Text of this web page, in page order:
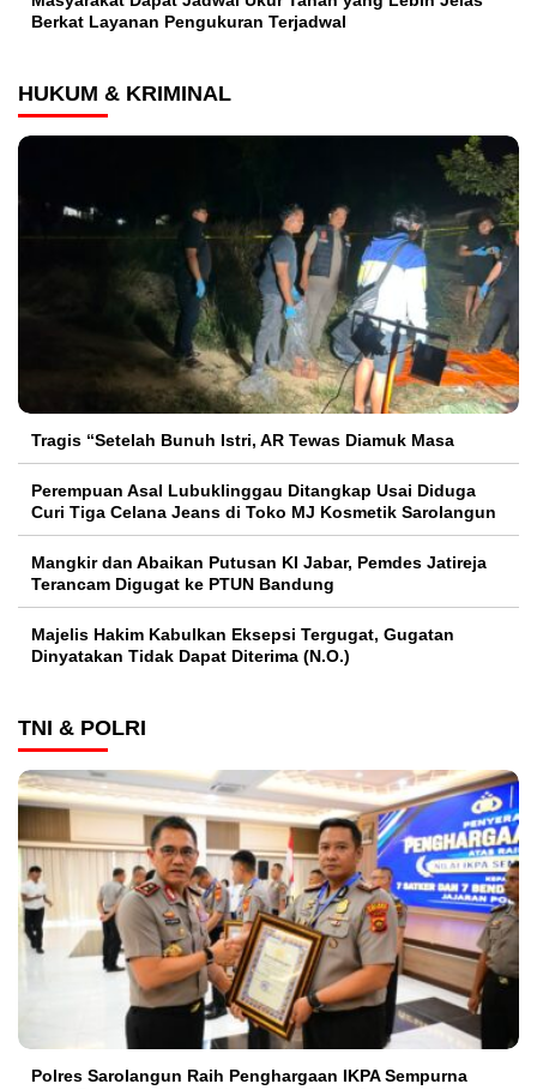
Berkat Layanan Pengukuran Terjadwal
HUKUM & KRIMINAL
Tragis “Setelah Bunuh Istri, AR Tewas Diamuk Masa
Perempuan Asal Lubuklinggau Ditangkap Usai Diduga
Curi Tiga Celana Jeans di Toko MJ Kosmetik Sarolangun
Mangkir dan Abaikan Putusan KI Jabar, Pemdes Jatireja
Terancam Digugat ke PTUN Bandung
Majelis Hakim Kabulkan Eksepsi Tergugat, Gugatan
Dinyatakan Tidak Dapat Diterima (N.O.)
TNI & POLRI
Polres Sarolangun Raih Penghargaan IKPA Sempurna